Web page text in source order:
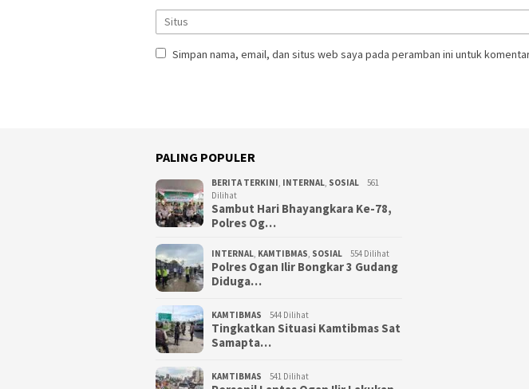
Simpan nama, email, dan situs web saya pada peramban ini untuk
PALING POPULER
BERITA TERKINI, INTERNAL, SOSIAL
561
Dilihat
Sambut Hari Bhayangkara Ke-78,
Polres Og…
INTERNAL, KAMTIBMAS, SOSIAL 554 Dilihat
Polres Ogan Ilir Bongkar 3 Gudang
Diduga…
KAMTIBMAS 544 Dilihat
Tingkatkan Situasi Kamtibmas Sat
Samapta…
KAMTIBMAS 541 Dilihat